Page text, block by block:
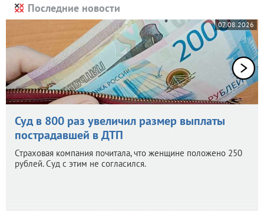
Последние новости
07.08.2026
Суд в 800 раз увеличил размер выплаты
пострадавшей в ДТП
Страховая компания почитала, что женщине положено 250
рублей. Суд с этим не согласился.